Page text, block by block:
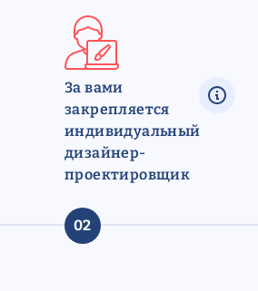
За вами
закрепляется
индивидуальный
дизайнер-
проектировщик
02